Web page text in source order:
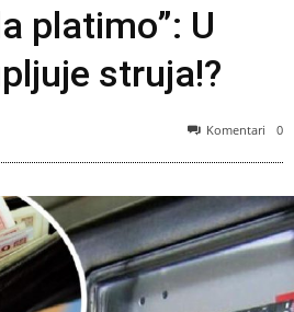
platimo”: U
struja!?
Komentari 0